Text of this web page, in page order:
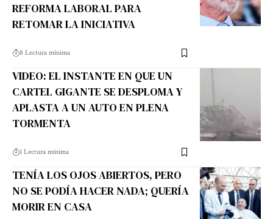
REFORMA LABORAL PARA
RETOMAR LA INICIATIVA
8 Lectura mínima
VIDEO: EL INSTANTE EN QUE UN
CARTEL GIGANTE SE DESPLOMA Y
APLASTA A UN AUTO EN PLENA
TORMENTA
1 Lectura mínima
TENÍA LOS OJOS ABIERTOS, PERO
NO SE PODÍA HACER NADA; QUERÍA
MORIR EN CASA